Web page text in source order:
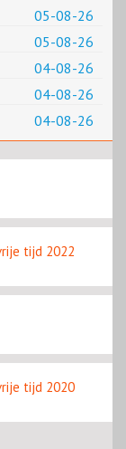
05-08-26
05-08-26
04-08-26
04-08-26
04-08-26
tijd 2022
tijd 2020